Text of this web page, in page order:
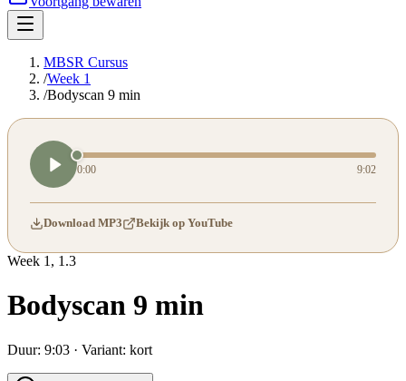
MBSR Cursus
/Week 1
/Bodyscan 9 min
0:00 9:02
Download MP3 Bekijk op YouTube
Week 1 , 1.3
Bodyscan 9 min
Duur: 9:03 · Variant: kort